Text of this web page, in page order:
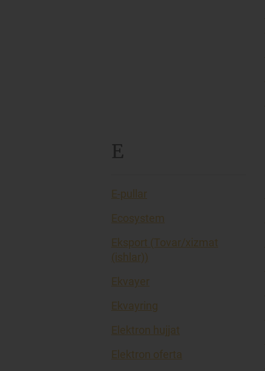
E
E-pullar
Ecosystem
Eksport (Tovar/xizmat
(ishlar))
Ekvayer
Ekvayring
Elektron hujjat
Elektron oferta